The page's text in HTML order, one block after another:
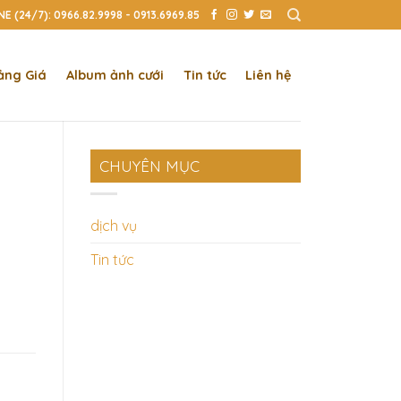
(24/7): 0966.82.9998 - 0913.6969.85
Giá Album ảnh cưới Tin tức Liên hệ
CHUYÊN MỤC
dịch vụ
Tin tức